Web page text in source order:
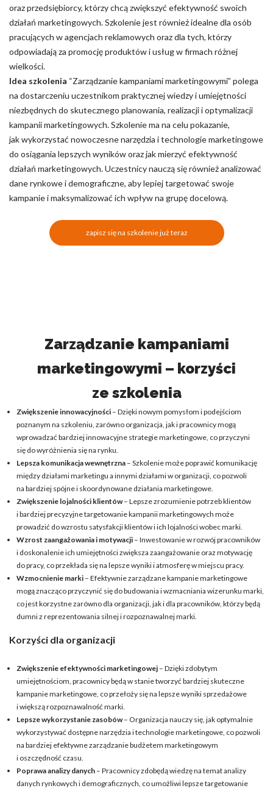
oraz przedsiębiorcy, którzy chcą zwiększyć efektywność swoich
działań marketingowych. Szkolenie jest również idealne dla osób
pracujących w agencjach reklamowych oraz dla tych, którzy
odpowiadają za promocję produktów i usług w firmach różnej
wielkości.
Idea szkolenia “Zarządzanie kampaniami marketingowymi” polega
na dostarczeniu uczestnikom praktycznej wiedzy i umiejętności
niezbędnych do skutecznego planowania, realizacji i optymalizacji
kampanii marketingowych. Szkolenie ma na celu pokazanie,
jak wykorzystać nowoczesne narzędzia i technologie marketingowe
do osiągania lepszych wyników oraz jak mierzyć efektywność
działań marketingowych. Uczestnicy nauczą się również analizować
dane rynkowe i demograficzne, aby lepiej targetować swoje
kampanie i maksymalizować ich wpływ na grupę docelową.
zapisz się na szkolenie już teraz
Zarządzanie kampaniami
marketingowymi – korzyści
ze szkolenia
Zwiększenie innowacyjności – Dzięki nowym pomysłom i podejściom
poznanym na szkoleniu, zarówno organizacja, jak i pracownicy mogą
wprowadzać bardziej innowacyjne strategie marketingowe, co przyczyni
się do wyróżnienia się na rynku.
Lepsza komunikacja wewnętrzna – Szkolenie może poprawić komunikację
między działami marketingu a innymi działami w organizacji, co pozwoli
na bardziej spójne i skoordynowane działania marketingowe.
Zwiększenie lojalności klientów– Lepsze zrozumienie potrzeb klientów
i bardziej precyzyjne targetowanie kampanii marketingowych może
prowadzić do wzrostu satysfakcji klientów i ich lojalności wobec marki.
Wzrost zaangażowania i motywacji – Inwestowanie w rozwój pracowników
i doskonalenie ich umiejętności zwiększa zaangażowanie oraz motywację
do pracy, co przekłada się na lepsze wyniki i atmosferę w miejscu pracy.
Wzmocnienie marki – Efektywnie zarządzane kampanie marketingowe
mogą znacząco przyczynić się do budowania i wzmacniania wizerunku marki,
co jest korzystne zarówno dla organizacji, jak i dla pracowników, którzy będą
dumni z reprezentowania silnej i rozpoznawalnej marki.
Korzyści dla organizacji
Zwiększenie efektywności marketingowej – Dzięki zdobytym
umiejętnościom, pracownicy będą w stanie tworzyć bardziej skuteczne
kampanie marketingowe, co przełoży się na lepsze wyniki sprzedażowe
i większą rozpoznawalność marki.
Lepsze wykorzystanie zasobów– Organizacja nauczy się, jak optymalnie
wykorzystywać dostępne narzędzia i technologie marketingowe, co pozwoli
na bardziej efektywne zarządzanie budżetem marketingowym
i oszczędność czasu.
Poprawa analizy danych – Pracownicy zdobędą wiedzę na temat analizy
danych rynkowych i demograficznych, co umożliwi lepsze targetowanie
Nieklasyfikowane pliki cookie, to pliki, które są w procesie
Zapisz moje preferencje
Akceptuj wszystko